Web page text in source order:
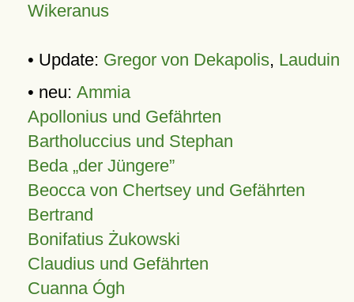
Wikeranus
• Update: Gregor von Dekapolis, Lauduin
• neu: Ammia
Apollonius und Gefährten
Bartholuccius und Stephan
Beda „der Jüngere”
Beocca von Chertsey und Gefährten
Bertrand
Bonifatius Żukowski
Claudius und Gefährten
Cuanna Ógh